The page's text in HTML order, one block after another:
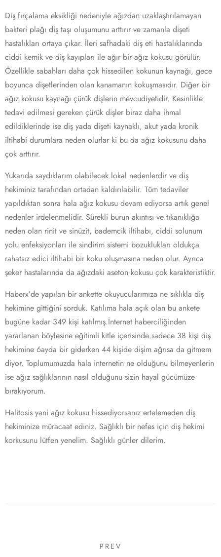
Diş fırçalama eksikliği nedeniyle ağızdan uzaklaştırılamayan
bakteri plağı diş taşı oluşumunu arttırır ve zamanla dişeti
hastalıkları ortaya çıkar. İleri safhadaki diş eti hastalıklarında
ciddi kemik ve diş kayıpları ile ağır bir ağız kokusu görülür.
Özellikle sabahları daha çok hissedilen kokunun kaynağı, gece
boyunca dişetlerinden olan kanamanın kokuşmasıdır. Diğer bir
ağız kokusu kaynağı çürük dişlerin mevcudiyetidir. Kesinlikle
tedavi edilmesi gereken çürük dişler biraz daha ihmal
edildiklerinde ise diş yada dişeti kaynaklı, akut yada kronik
iltihabi durumlara neden olurlar ki bu da ağız kokusunu daha
çok arttırır.
Yukarıda saydıklarım olabilecek lokal nedenlerdir ve diş
hekiminiz tarafından ortadan kaldırılabilir. Tüm tedaviler
yapıldıktan sonra hala ağız kokusu devam ediyorsa artık genel
nedenler irdelenmelidir. Sürekli burun akıntısı ve tıkanıklığa
neden olan rinit ve sinüzit, bademcik iltihabı, ciddi solunum
yolu enfeksiyonları ile sindirim sistemi bozuklukları oldukça
rahatsız edici iltihabi bir koku oluşmasına neden olur. Ayrıca
şeker hastalarında da ağızdaki aseton kokusu çok karakteristiktir.
Haberx’de yapılan bir ankette okuyucularımıza ne sıklıkla diş
hekimine gittiğini sorduk. Katılıma hala açık olan bu ankete
bugüne kadar 349 kişi katılmış.İnternet haberciliğinden
yararlanan böylesine eğitimli kitle içerisinde sadece 38 kişi diş
hekimine 6ayda bir giderken 44 kişide dişim ağrısa da gitmem
diyor. Toplumumuzda hala internetin ne olduğunu bilmeyenlerin
ise ağız sağlıklarının nasıl olduğunu sizin hayal gücümüze
bırakıyorum.
Halitosis yani ağız kokusu hissediyorsanız ertelemeden diş
hekiminize müracaat ediniz. Sağlıklı bir nefes için diş hekimi
korkusunu lütfen yenelim. Sağlıklı günler dilerim.
PREV